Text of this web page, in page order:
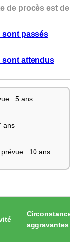
de procès est de
: 5 ans
ans
: 10 ans
aggravantes